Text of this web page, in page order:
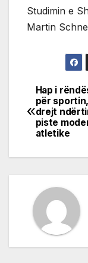
Studimin e
Martin
Post
Hap i
për
drejt
piste
atletike